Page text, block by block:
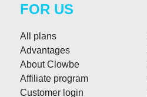
FOR US
All plans
Advantages
About Clowbe
Affiliate program
Customer login